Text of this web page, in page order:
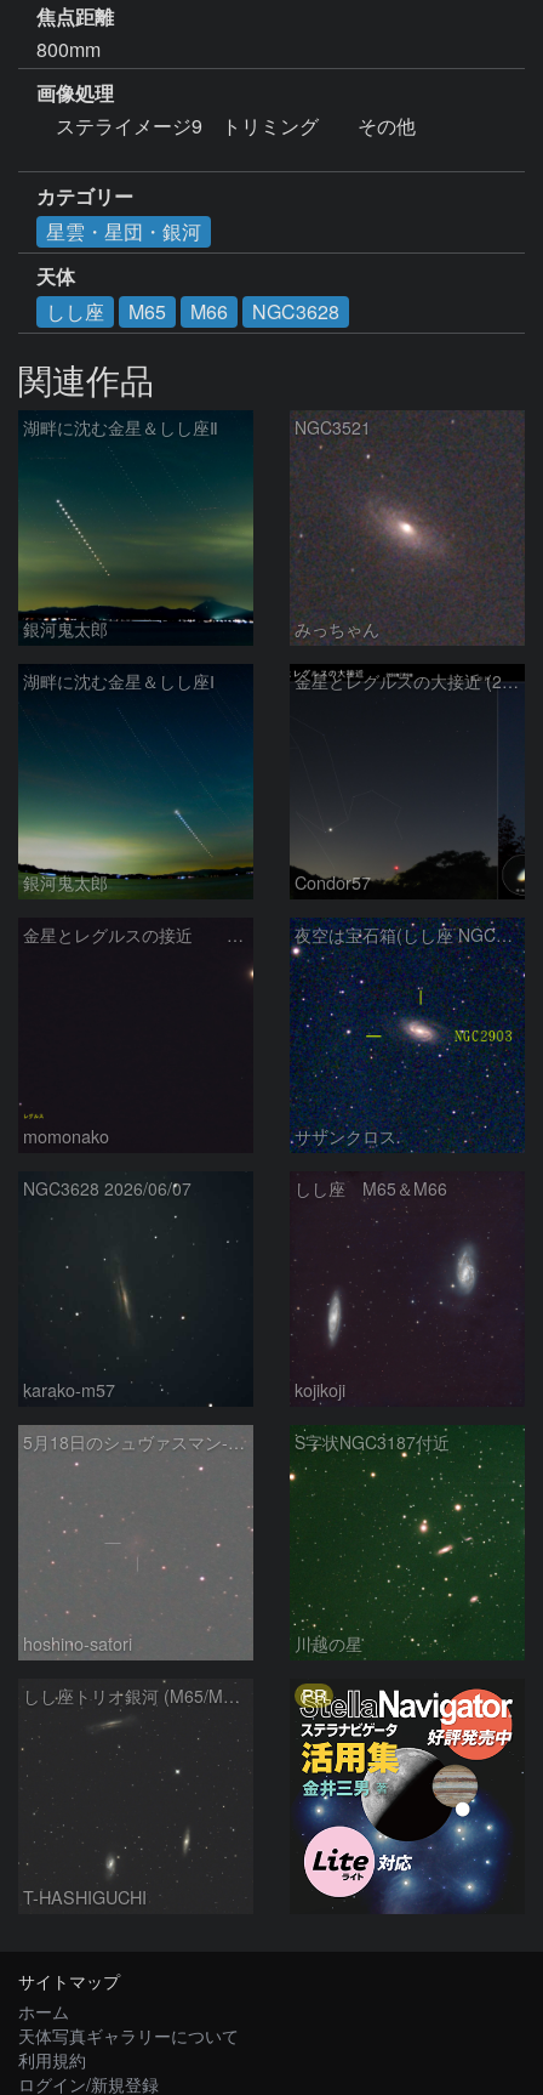
焦点距離
800mm
画像処理
ステライメージ9　トリミング　　その他
カテゴリー
星雲・星団・銀河
天体
しし座
M65 M66 NGC3628
関連作品
湖畔に沈む金星＆しし座Ⅱ
銀河鬼太郎
NGC3521
みっちゃん
湖畔に沈む金星＆しし座Ⅰ
銀河鬼太郎
金星とレグルスの大接近 (2026/07/09)
Condor57
金星とレグルスの接近 260709
momonako
夜空は宝石箱(しし座 NGC2903) Seestar50
サザンクロス
NGC3628 2026/06/07
karako-m57
しし座 M65＆M66
kojikoji
5月18日のシュヴァスマン-ヴァハマン第1彗星（29P）
hoshino-satori
S字状NGC3187付近
川越の星
しし座トリオ銀河 (M65/M66/NGC3628) 2026/05/11
T-HASHIGUCHI
PR
サイトマップ
ホーム
天体写真ギャラリーについて
利用規約
ログイン/新規登録